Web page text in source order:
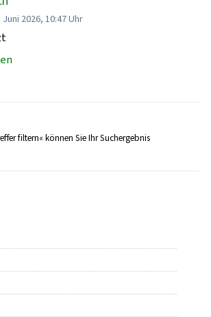
2026, 10:47 Uhr
filtern« können Sie Ihr Suchergebnis